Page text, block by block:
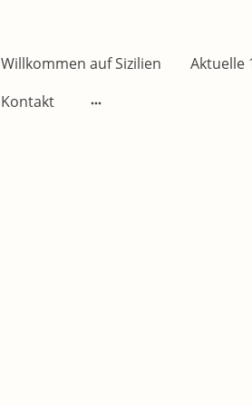
Willkommen auf Sizilien Aktuelle
Kontakt